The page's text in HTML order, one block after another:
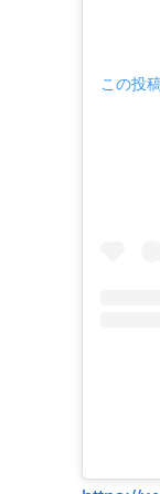
この投